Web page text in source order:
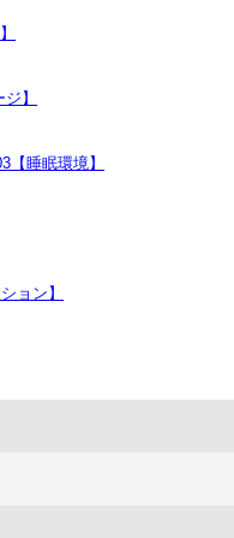
】
【睡眠環境】
ョン】